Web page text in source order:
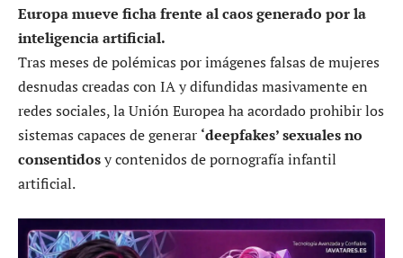
Europa mueve ficha frente al caos generado por la
inteligencia artificial.
Tras meses de polémicas por imágenes falsas de mujeres
desnudas creadas con IA y difundidas masivamente en
redes sociales, la Unión Europea ha acordado prohibir los
sistemas capaces de generar ‘deepfakes’ sexuales no
consentidosy contenidos de pornografía infantil
artificial.